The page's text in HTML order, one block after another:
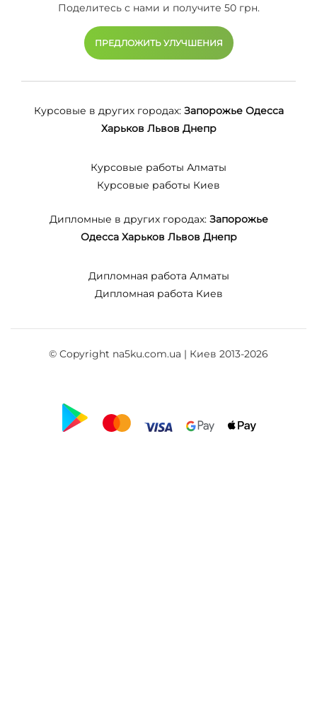
Поделитесь с нами и получите 50 грн.
ПРЕДЛОЖИТЬ УЛУЧШЕНИЯ
Курсовые в других городах: Запорожье Одесса
Харьков Львов Днепр
Курсовые работы Алматы
Курсовые работы Киев
Дипломные в других городах: Запорожье
Одесса Харьков Львов Днепр
Дипломная работа Алматы
Дипломная работа Киев
© Copyright na5ku.com.ua | Киев 2013-2026